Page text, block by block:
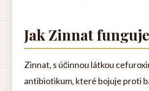
Jak Zinnat
Zinnat, s účinnou látkou
antibiotikum, které bojuje proti